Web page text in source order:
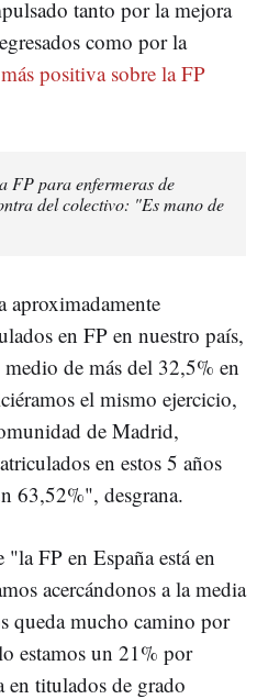
tanto por la mejora
como por la
positiva sobre la FP
FP para enfermeras de
del colectivo: "Es mano de
aproximadamente
en FP en nuestro país,
de más del 32,5% en
el mismo ejercicio,
de Madrid,
en estos 5 años
63,52%", desgrana.
FP en España está en
acercándonos a la media
queda mucho camino por
estamos un 21% por
en titulados de grado